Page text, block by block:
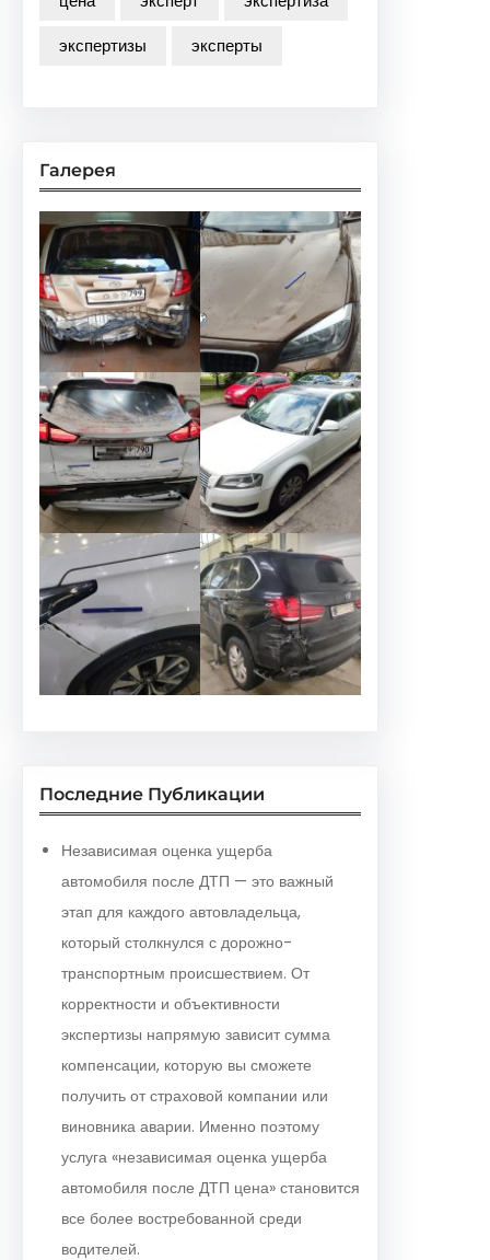
экспертизы
эксперты
Галерея
Последние Публикации
Независимая оценка ущерба
автомобиля после ДТП — это важный
этап для каждого автовладельца,
который столкнулся с дорожно-
транспортным происшествием. От
корректности и объективности
экспертизы напрямую зависит сумма
компенсации, которую вы сможете
получить от страховой компании или
виновника аварии. Именно поэтому
услуга «независимая оценка ущерба
автомобиля после ДТП цена» становится
все более востребованной среди
водителей.